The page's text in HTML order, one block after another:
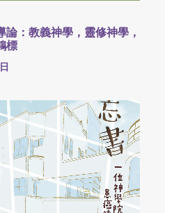
論：教義神學，靈修神學，
標